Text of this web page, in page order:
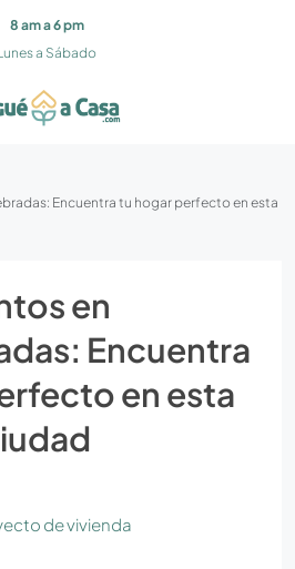
8 am a 6 pm
a Sábado
Encuentra tu hogar perfecto en esta
en
Encuentra
en esta
de vivienda